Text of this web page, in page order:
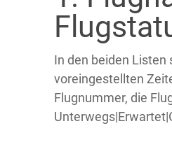
In den beiden
voreingestellten
Flugnummer, die